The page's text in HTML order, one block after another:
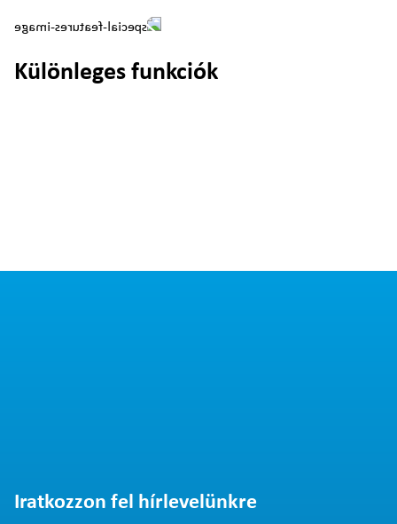
Különleges funkciók
Iratkozzon fel hírlevelünkre